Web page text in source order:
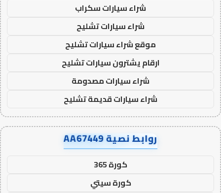
شراء سيارات سكراب
شراء سيارات تشليح
موقع شراء سيارات تشليح
ارقام يشترون سيارات تشليح
شراء سيارات مصدومة
شراء سيارات قديمة تشليح
روابط نصية AA67449
كورة 365
كورة سيتي